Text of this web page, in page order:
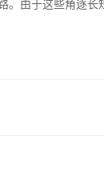
。由于这些角逐